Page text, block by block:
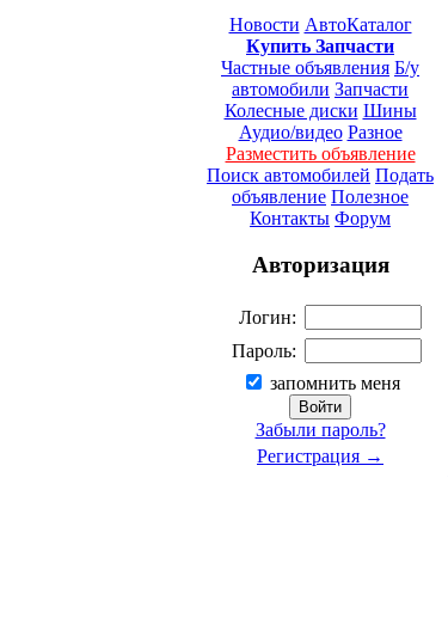
Новости АвтоКаталог
Купить Запчасти
Частные объявления Б/у
автомобили Запчасти
Колесные диски Шины
Аудио/видео Разное
Разместить объявление
Поиск автомобилей Подать
объявление Полезное
Контакты Форум
Авторизация
Логин:
Пароль:
запомнить меня
Забыли пароль?
Регистрация →